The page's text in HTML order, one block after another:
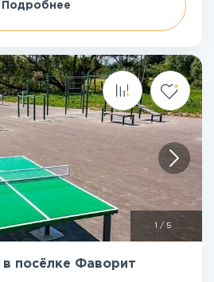
Подробнее
/ 5
в посёлке Фаворит